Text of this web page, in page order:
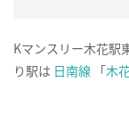
Kマンスリー木花駅
り駅は 日南線 「木